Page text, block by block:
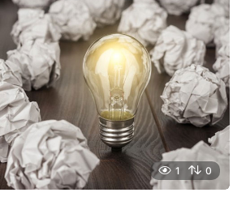
1 0